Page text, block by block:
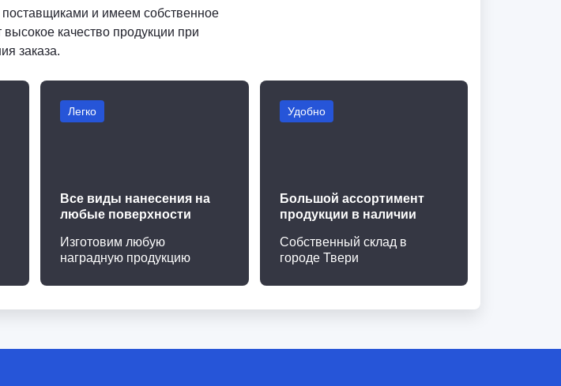
и имеем собственное
высокое качество продукции при
заказа.
Легко
Все виды нанесения на
любые поверхности
Изготовим любую
наградную продукцию
Удобно
Большой ассортимент
продукции в наличии
Собственный склад в
городе Твери